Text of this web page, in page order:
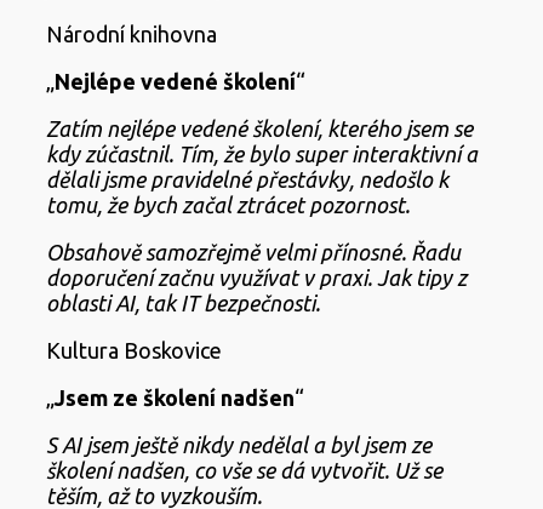
Národní knihovna
Nejlépe vedené školení“
Zatím nejlépe vedené školení, kterého jsem se
kdy zúčastnil. Tím, že bylo super interaktivní a
dělali jsme pravidelné přestávky, nedošlo k
tomu, že bych začal ztrácet pozornost.
Obsahově samozřejmě velmi přínosné. Řadu
doporučení začnu využívat v praxi. Jak tipy z
oblasti AI, tak IT bezpečnosti.
Kultura Boskovice
Jsem ze školení nadšen“
S AI jsem ještě nikdy nedělal a byl jsem ze
školení nadšen, co vše se dá vytvořit. Už se
těším, až to vyzkouším.